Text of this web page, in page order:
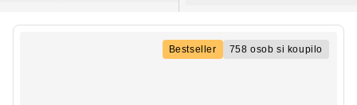
Bestseller 758 osob si koupilo